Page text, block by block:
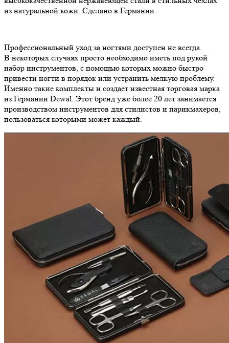
из натуральной кожи. Сделано в Германии.
Профессиональный уход за ногтями доступен не всегда.
В некоторых случаях просто необходимо иметь под рукой
набор инструментов, с помощью которых можно быстро
привести ногти в порядок или устранить мелкую проблему.
Именно такие комплекты и создает известная торговая марка
из Германии Dewal. Этот бренд уже более 20 лет занимается
производством инструментов для стилистов и парикмахеров,
пользоваться которыми может каждый.